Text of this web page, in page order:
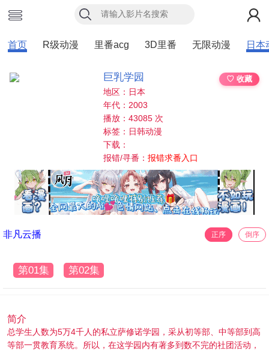
首页 R级动漫 里番acg 3D里番 无限动漫 日本
巨乳学园
♡ 收藏
地区：日本
年代：2003
播放：43085 次
标签：日韩动漫
下载：
报错/寻番：报错求番入口
非凡云播 正序 倒序
第01集 第02集
简介
总学生人数为5万4千人的私立萨修诺学园，采从初等部、中等部到高
等部一贯教育系统。所以，在这学园内有著多到数不完的社团活动，